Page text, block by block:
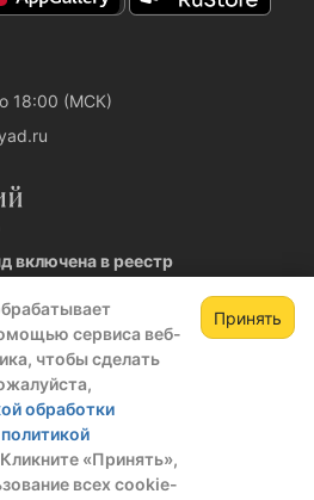
сервиса веб-
чтобы сделать
обработки
политикой
«Принять»,
всех cookie-
Принять
18:00 (МСК)
включена в реестр
06.02.2026